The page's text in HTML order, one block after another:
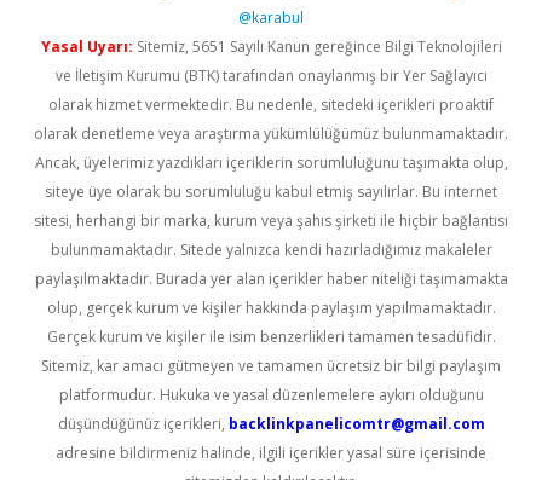
@karabul
Yasal Uyarı: Sitemiz, 5651 Sayılı Kanun gereğince Bilgi Teknolojileri
ve İletişim Kurumu (BTK) tarafından onaylanmış bir Yer Sağlayıcı
olarak hizmet vermektedir. Bu nedenle, sitedeki içerikleri proaktif
olarak denetleme veya araştırma yükümlülüğümüz bulunmamaktadır.
Ancak, üyelerimiz yazdıkları içeriklerin sorumluluğunu taşımakta olup,
siteye üye olarak bu sorumluluğu kabul etmiş sayılırlar. Bu internet
sitesi, herhangi bir marka, kurum veya şahıs şirketi ile hiçbir bağlantısı
bulunmamaktadır. Sitede yalnızca kendi hazırladığımız makaleler
paylaşılmaktadır. Burada yer alan içerikler haber niteliği taşımamakta
olup, gerçek kurum ve kişiler hakkında paylaşım yapılmamaktadır.
Gerçek kurum ve kişiler ile isim benzerlikleri tamamen tesadüfidir.
Sitemiz, kar amacı gütmeyen ve tamamen ücretsiz bir bilgi paylaşım
platformudur. Hukuka ve yasal düzenlemelere aykırı olduğunu
düşündüğünüz içerikleri, backlinkpanelicomtr@gmail.com
adresine bildirmeniz halinde, ilgili içerikler yasal süre içerisinde